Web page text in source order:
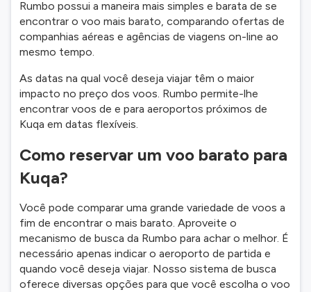
Rumbo possui a maneira mais simples e barata de se
encontrar o voo mais barato, comparando ofertas de
companhias aéreas e agências de viagens on-line ao
mesmo tempo.
As datas na qual você deseja viajar têm o maior
impacto no preço dos voos. Rumbo permite-lhe
encontrar voos de e para aeroportos próximos de
Kuqa em datas flexíveis.
Como reservar um voo barato para
Kuqa?
Você pode comparar uma grande variedade de voos a
fim de encontrar o mais barato. Aproveite o
mecanismo de busca da Rumbo para achar o melhor. É
necessário apenas indicar o aeroporto de partida e
quando você deseja viajar. Nosso sistema de busca
oferece diversas opções para que você escolha o voo